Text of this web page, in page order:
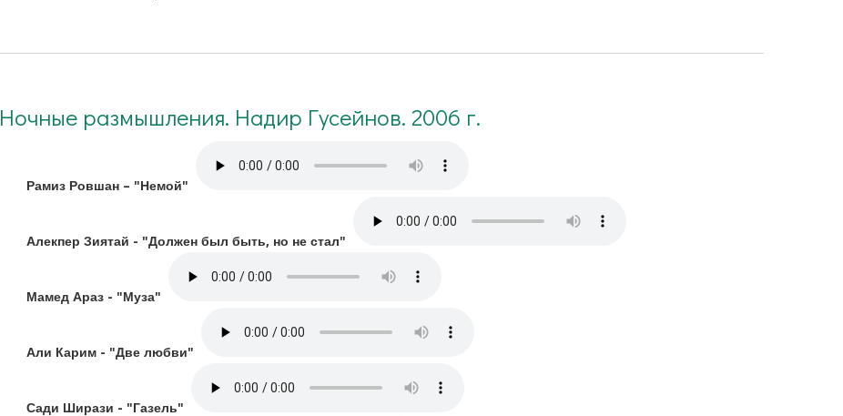
Ночные размышления. Надир Гусейнов. 2006 г.
Рамиз Ровшан – "Немой"
Алекпер Зиятай - "Должен был быть, но не стал"
Мамед Араз - "Муза"
Али Карим - "Две любви"
Сади Ширази - "Газель"